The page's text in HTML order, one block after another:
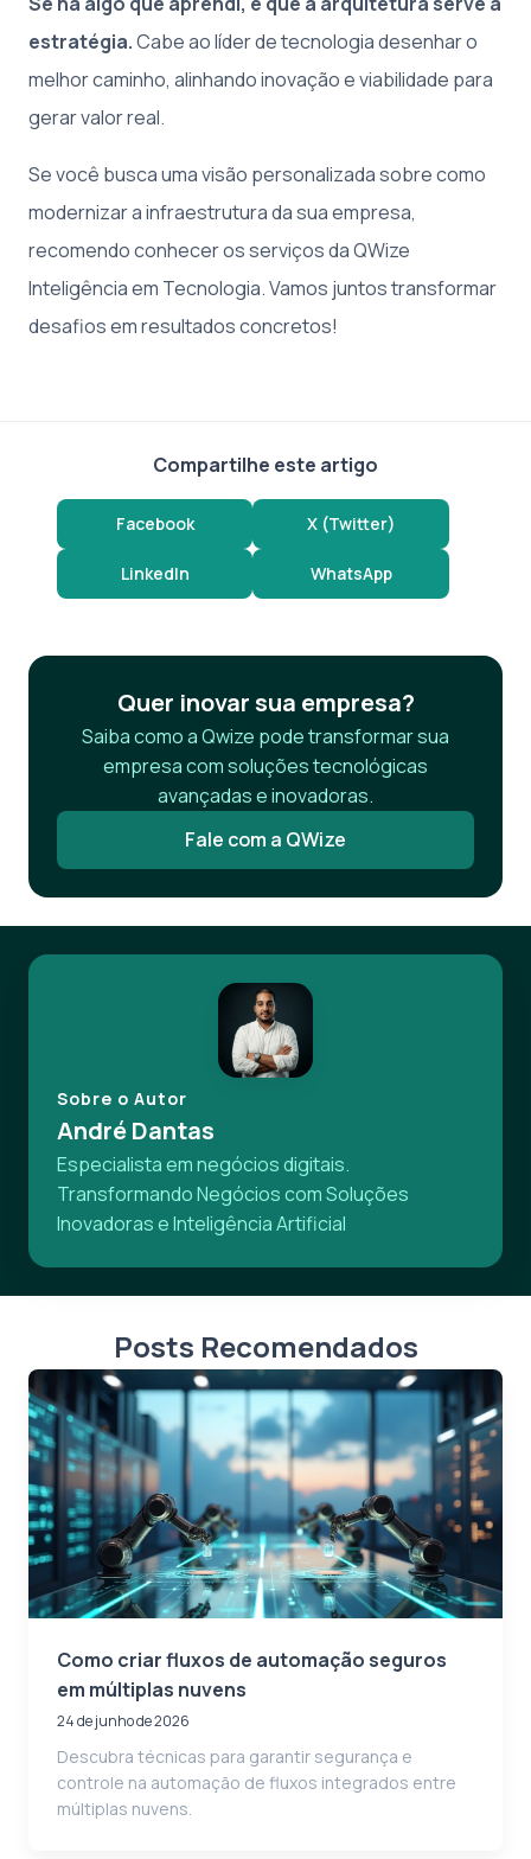
estratégia.Cabe ao líder de tecnologia desenhar o
melhor caminho, alinhando inovação e viabilidade para
gerar valor real.
Se você busca uma visão personalizada sobre como
modernizar a infraestrutura da sua empresa,
recomendo conhecer os serviços da QWize
Inteligência em Tecnologia. Vamos juntos transformar
desafios em resultados concretos!
Compartilhe este artigo
Facebook X (Twitter)
LinkedIn WhatsApp
Quer inovar sua empresa?
Saiba como a Qwize pode transformar sua
empresa com soluções tecnológicas
avançadas e inovadoras.
Fale com a QWize
Sobre o Autor
André Dantas
Especialista em negócios digitais.
Transformando Negócios com Soluções
Inovadoras e Inteligência Artificial
Posts Recomendados
Como criar fluxos de automação seguros
em múltiplas nuvens
24 de junho de 2026
Descubra técnicas para garantir segurança e
controle na automação de fluxos integrados entre
múltiplas nuvens.